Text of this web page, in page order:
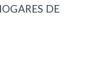
DE